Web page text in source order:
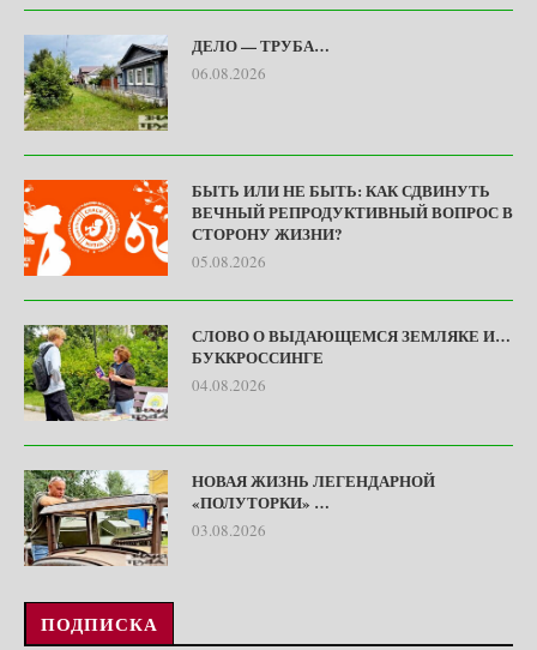
ДЕЛО — ТРУБА…
06.08.2026
БЫТЬ ИЛИ НЕ БЫТЬ: КАК СДВИНУТЬ
ВЕЧНЫЙ РЕПРОДУКТИВНЫЙ ВОПРОС В
СТОРОНУ ЖИЗНИ?
05.08.2026
СЛОВО О ВЫДАЮЩЕМСЯ ЗЕМЛЯКЕ И…
БУККРОССИНГЕ
04.08.2026
НОВАЯ ЖИЗНЬ ЛЕГЕНДАРНОЙ
«ПОЛУТОРКИ» …
03.08.2026
ПОДПИСКА